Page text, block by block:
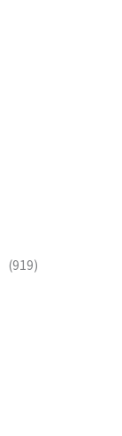
(919)